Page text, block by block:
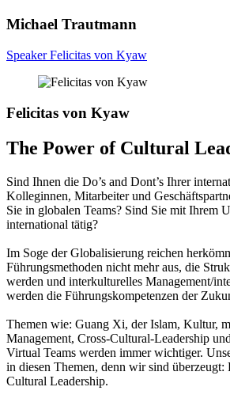
Michael Trautmann
Speaker Felicitas von Kyaw
Felicitas von Kyaw
The Power of Cultural
Sind Ihnen die Do’s and Dont’s Ihrer
Kolleginnen, Mitarbeiter und
Sie in globalen Teams? Sind Sie mit Ihrem
international tätig?
Im Soge der Globalisierung reichen
Führungsmethoden nicht mehr aus, die
werden und interkulturelles Management/
werden die Führungskompetenzen der
Themen wie: Guang Xi, der Islam, Kultur,
Management, Cross-Cultural-Leadership
Virtual Teams werden immer wichtiger.
in diesen Themen, denn wir sind überzeugt:
Cultural Leadership.